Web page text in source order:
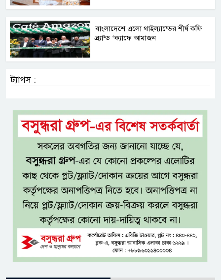
বাংলাদেশে এলো থাইল্যান্ডের শীর্ষ কফি
ব্র্যান্ড ‘ক্যাফে আমাজন
ট্যাগস :